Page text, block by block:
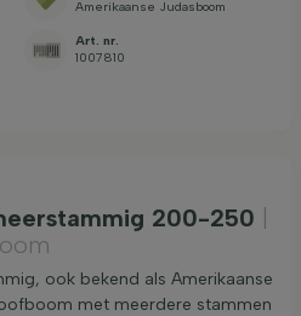
Amerikaanse Judasboom
Art. nr.
1007810
200-250
ook bekend als Amerikaanse
met meerdere stammen